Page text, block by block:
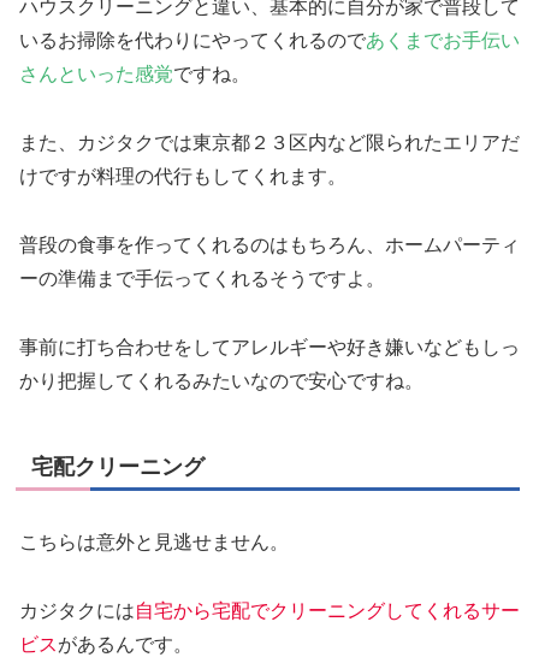
ハウスクリーニングと違い、基本的に自分が家で普段して
いるお掃除を代わりにやってくれるのであくまでお手伝い
さんといった感覚ですね。
また、カジタクでは東京都２３区内など限られたエリアだ
けですが料理の代行もしてくれます。
普段の食事を作ってくれるのはもちろん、ホームパーティ
ーの準備まで手伝ってくれるそうですよ。
事前に打ち合わせをしてアレルギーや好き嫌いなどもしっ
かり把握してくれるみたいなので安心ですね。
宅配クリーニング
こちらは意外と見逃せません。
カジタクには自宅から宅配でクリーニングしてくれるサー
ビスがあるんです。